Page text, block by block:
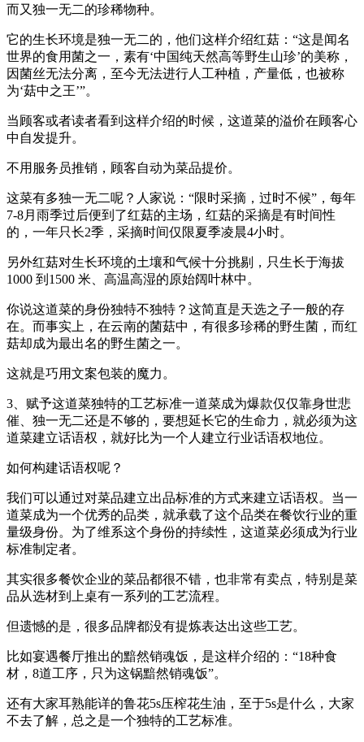
而又独一无二的珍稀物种。
它的生长环境是独一无二的，他们这样介绍红菇：“这是闻名
世界的食用菌之一，素有‘中国纯天然高等野生山珍’的美称，
因菌丝无法分离，至今无法进行人工种植，产量低，也被称
为‘菇中之王’”。
当顾客或者读者看到这样介绍的时候，这道菜的溢价在顾客心
中自发提升。
不用服务员推销，顾客自动为菜品提价。
这菜有多独一无二呢？人家说：“限时采摘，过时不候”，每年
7-8月雨季过后便到了红菇的主场，红菇的采摘是有时间性
的，一年只长2季，采摘时间仅限夏季凌晨4小时。
另外红菇对生长环境的土壤和气候十分挑剔，只生长于海拔
1000 到1500 米、高温高湿的原始阔叶林中。
你说这道菜的身份独特不独特？这简直是天选之子一般的存
在。而事实上，在云南的菌菇中，有很多珍稀的野生菌，而红
菇却成为最出名的野生菌之一。
这就是巧用文案包装的魔力。
3、赋予这道菜独特的工艺标准一道菜成为爆款仅仅靠身世悲
催、独一无二还是不够的，要想延长它的生命力，就必须为这
道菜建立话语权，就好比为一个人建立行业话语权地位。
如何构建话语权呢？
我们可以通过对菜品建立出品标准的方式来建立话语权。当一
道菜成为一个优秀的品类，就承载了这个品类在餐饮行业的重
量级身份。为了维系这个身份的持续性，这道菜必须成为行业
标准制定者。
其实很多餐饮企业的菜品都很不错，也非常有卖点，特别是菜
品从选材到上桌有一系列的工艺流程。
但遗憾的是，很多品牌都没有提炼表达出这些工艺。
比如宴遇餐厅推出的黯然销魂饭，是这样介绍的：“18种食
材，8道工序，只为这锅黯然销魂饭”。
还有大家耳熟能详的鲁花5s压榨花生油，至于5s是什么，大家
不去了解，总之是一个独特的工艺标准。